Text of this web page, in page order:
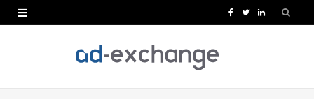
e
T
t
L
k